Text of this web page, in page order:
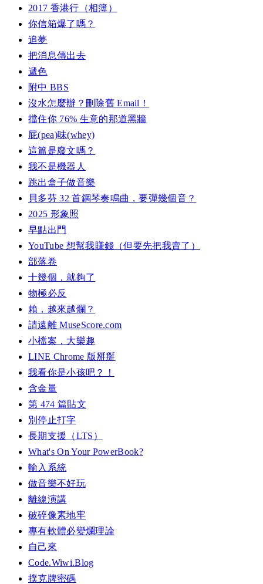
2017 香港行（相簿）
你信箱爆了嗎？
追夢
把消息傳出去
遞色
附中 BBS
沒水怎麼辦？刪除舊 Email！
擋住你 76% 生意的那道黑牆
屁(pea)味(whey)
這篇是廢文嗎？
我不是機器人
跳出盒子做音樂
貝多芬 32 首鋼琴奏鳴曲，要彈幾個音？
2025 形象照
早點出門
YouTube 想幫我賺錢（但要先把我賣了）
部落卷
十幾個，就夠了
物極必反
賴，越來越爛？
請遠離 MuseScore.com
小檔案，大樂趣
LINE Chrome 版掰掰
我看你是小孩吧？！
含金量
第 474 篇貼文
別停止打字
長期支援（LTS）
What's On Your PowerBook?
輸入系統
做音樂不好玩
離線演講
破碎像素地牢
專有軟體必變爛理論
自己來
Code.Wiwi.Blog
撲克牌密碼